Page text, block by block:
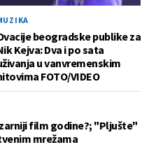
beogradske publike za
Kejva: Dva i po sata
u vanvremenskim
FOTO/VIDEO
film godine?; "Pljušte"
mrežama